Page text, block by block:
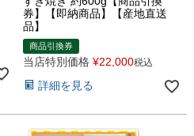
券】【即納商品】【産地直送
品】
商品引換券
当店特別価格 ¥22,000税込
詳細を見る